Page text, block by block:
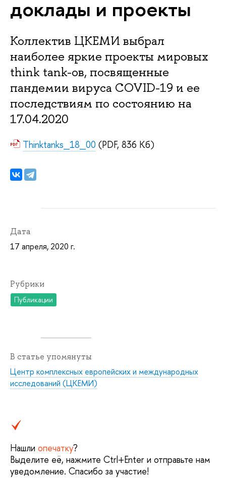
доклады и проекты
Коллектив ЦКЕМИ выбрал
наиболее яркие проекты мировых
think tank-ов, посвященные
пандемии вируса COVID-19 и ее
последствиям по состоянию на
17.04.2020
Thinktanks_18_00 (PDF, 836 Кб)
Дата
17 апреля, 2020 г.
Рубрики
Публикации
В статье упомянуты
Центр комплексных европейских и международных
исследований (ЦКЕМИ)
Нашли опечатку?
Выделите её, нажмите Ctrl+Enter и отправьте нам
уведомление. Спасибо за участие!